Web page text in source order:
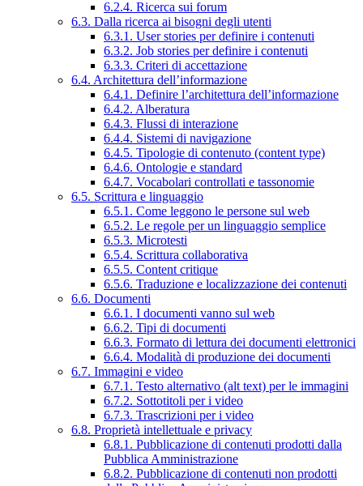
6.2.4. Ricerca sui forum
6.3. Dalla ricerca ai bisogni degli utenti
6.3.1. User stories per definire i contenuti
6.3.2. Job stories per definire i contenuti
6.3.3. Criteri di accettazione
6.4. Architettura dell’informazione
6.4.1. Definire l’architettura dell’informazione
6.4.2. Alberatura
6.4.3. Flussi di interazione
6.4.4. Sistemi di navigazione
6.4.5. Tipologie di contenuto (content type)
6.4.6. Ontologie e standard
6.4.7. Vocabolari controllati e tassonomie
6.5. Scrittura e linguaggio
6.5.1. Come leggono le persone sul web
6.5.2. Le regole per un linguaggio semplice
6.5.3. Microtesti
6.5.4. Scrittura collaborativa
6.5.5. Content critique
6.5.6. Traduzione e localizzazione dei contenuti
6.6. Documenti
6.6.1. I documenti vanno sul web
6.6.2. Tipi di documenti
6.6.3. Formato di lettura dei documenti elettronici
6.6.4. Modalità di produzione dei documenti
6.7. Immagini e video
6.7.1. Testo alternativo (alt text) per le immagini
6.7.2. Sottotitoli per i video
6.7.3. Trascrizioni per i video
6.8. Proprietà intellettuale e privacy
6.8.1. Pubblicazione di contenuti prodotti dalla
Pubblica Amministrazione
6.8.2. Pubblicazione di contenuti non prodotti